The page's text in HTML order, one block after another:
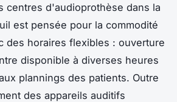
centres d'audioprothèse dans la
est pensée pour la commodité
des horaires flexibles : ouverture
disponible à diverses heures
plannings des patients. Outre
des appareils auditifs